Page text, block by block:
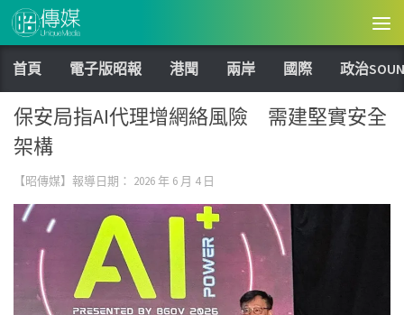
Skip to content
首頁 電子版昭報 港聞 兩岸 國際 政治
保安局指AI代理增網絡風險 需建堅實安全
架構
【昭傳媒】報導日期： 2026 年 6 月 4 日